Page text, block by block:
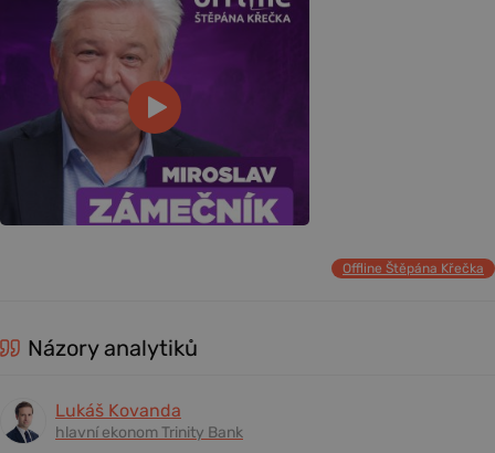
Offline Štěpána Křečka
Názory analytiků
Lukáš Kovanda
hlavní ekonom Trinity Bank